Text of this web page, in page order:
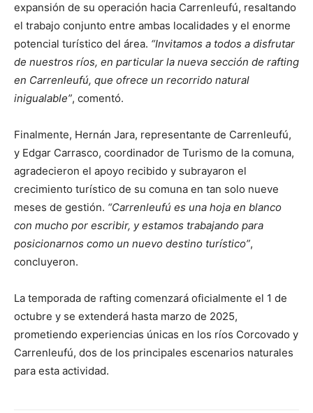
expansión de su operación hacia Carrenleufú, resaltando
el trabajo conjunto entre ambas localidades y el enorme
potencial turístico del área. “Invitamos a todos a disfrutar
de nuestros ríos, en particular la nueva sección de rafting
en Carrenleufú, que ofrece un recorrido natural
inigualable”, comentó.
Finalmente, Hernán Jara, representante de Carrenleufú,
y Edgar Carrasco, coordinador de Turismo de la comuna,
agradecieron el apoyo recibido y subrayaron el
crecimiento turístico de su comuna en tan solo nueve
meses de gestión. “Carrenleufú es una hoja en blanco
con mucho por escribir, y estamos trabajando para
posicionarnos como un nuevo destino turístico”,
concluyeron.
La temporada de rafting comenzará oficialmente el 1 de
octubre y se extenderá hasta marzo de 2025,
prometiendo experiencias únicas en los ríos Corcovado y
Carrenleufú, dos de los principales escenarios naturales
para esta actividad.